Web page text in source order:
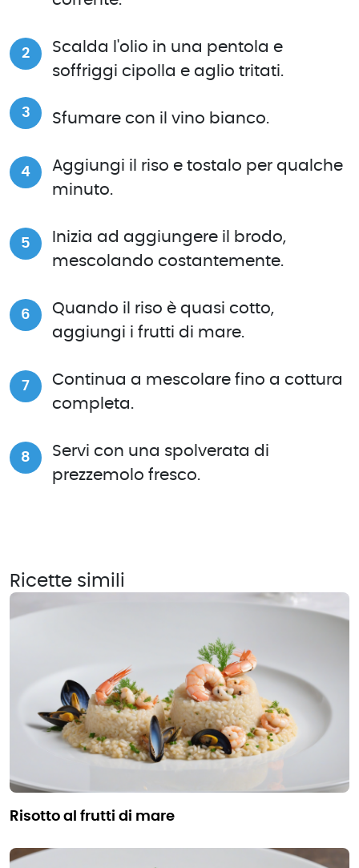
Scalda l'olio in una pentola e
soffriggi cipolla e aglio tritati.
Sfumare con il vino bianco.
Aggiungi il riso e tostalo per qualche
minuto.
Inizia ad aggiungere il brodo,
mescolando costantemente.
Quando il riso è quasi cotto,
aggiungi i frutti di mare.
Continua a mescolare fino a cottura
completa.
Servi con una spolverata di
prezzemolo fresco.
Ricette simili
risotto al frutti di mare